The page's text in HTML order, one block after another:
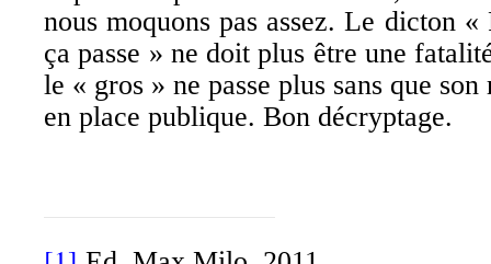
nous moquons pas assez. Le dicton «
ça passe » ne doit plus être une
le « gros » ne passe plus sans que
en place publique. Bon décryptage.